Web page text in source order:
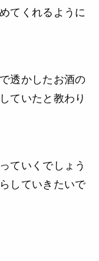
てくれるように
透かしたお酒の
ていたと教わり
ていくでしょう
していきたいで